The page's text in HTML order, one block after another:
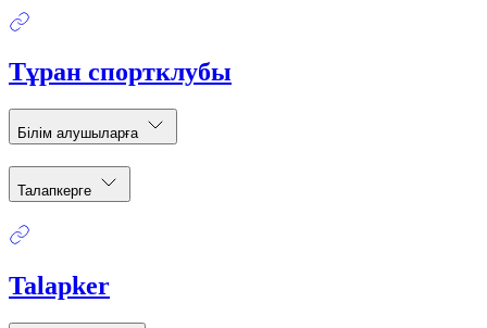
Тұран спортклубы
Білім алушыларға
Талапкерге
Talapker